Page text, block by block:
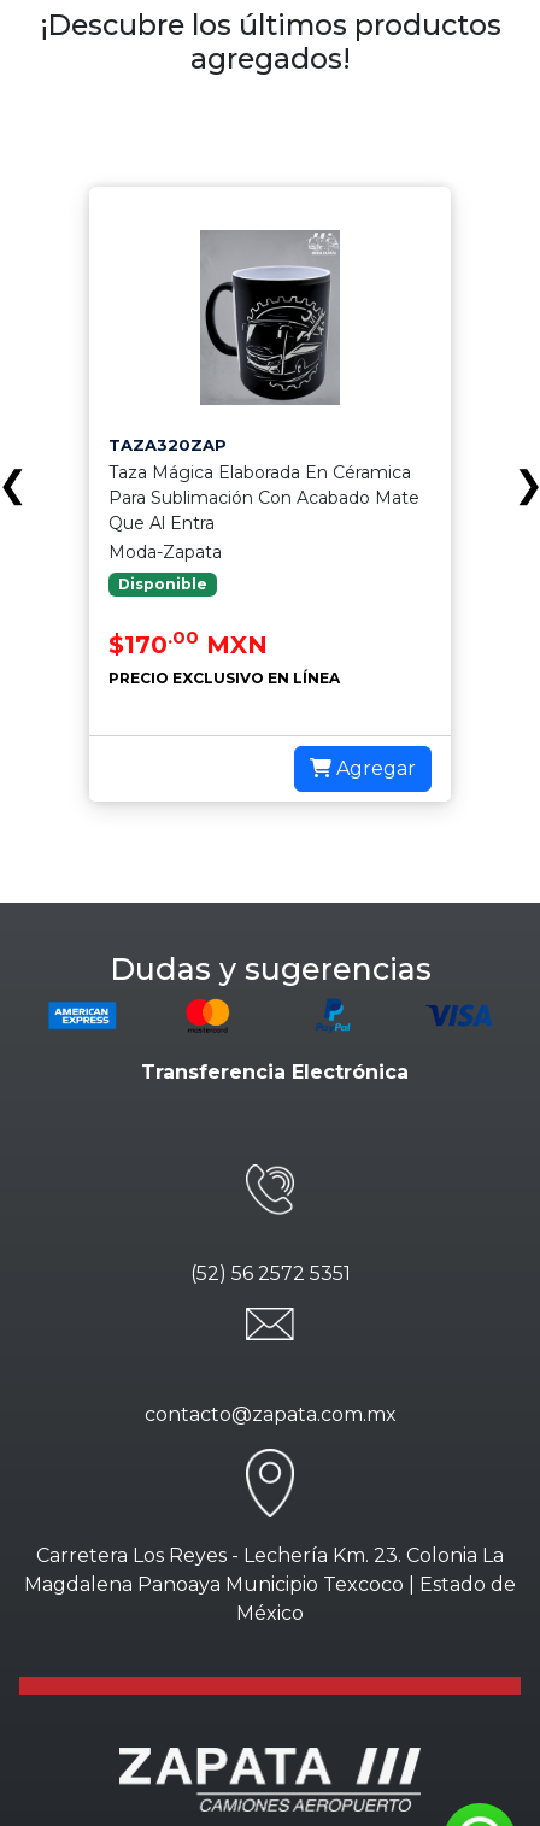
¡Descubre los últimos productos
agregados!
TAZA320ZAP
Taza Mágica Elaborada En Céramica
Para Sublimación Con Acabado Mate
Que Al Entra
Moda-Zapata
Disponible
$170.00 MXN
PRECIO EXCLUSIVO EN LÍNEA
Agregar
Dudas y sugerencias
Transferencia Electrónica
(52) 56 2572 5351
contacto@zapata.com.mx
Carretera Los Reyes - Lechería Km. 23. Colonia La
Magdalena Panoaya Municipio Texcoco | Estado de
México